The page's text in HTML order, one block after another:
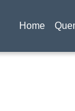
Home
(current)